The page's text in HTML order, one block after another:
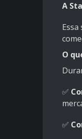
A
O
✅
✅